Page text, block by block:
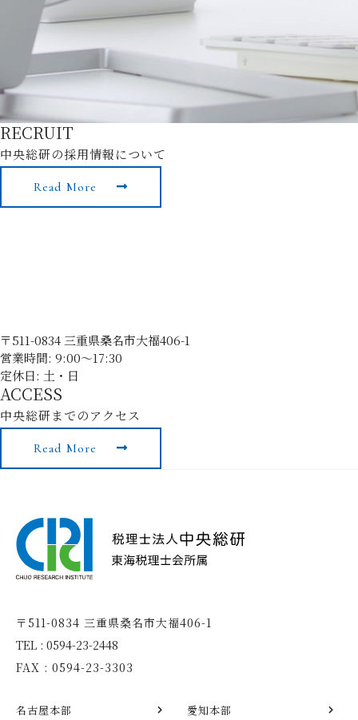
RECRUIT
中央総研の採用情報について
Read More
〒511-0834 三重県桑名市大福406-1
営業時間: 9:00〜17:30
定休日: 土・日
ACCESS
中央総研までのアクセス
Read More
〒511-0834 三重県桑名市大福406-1
TEL : 0594-23-2448
FAX : 0594-23-3303
名古屋本部 愛知本部